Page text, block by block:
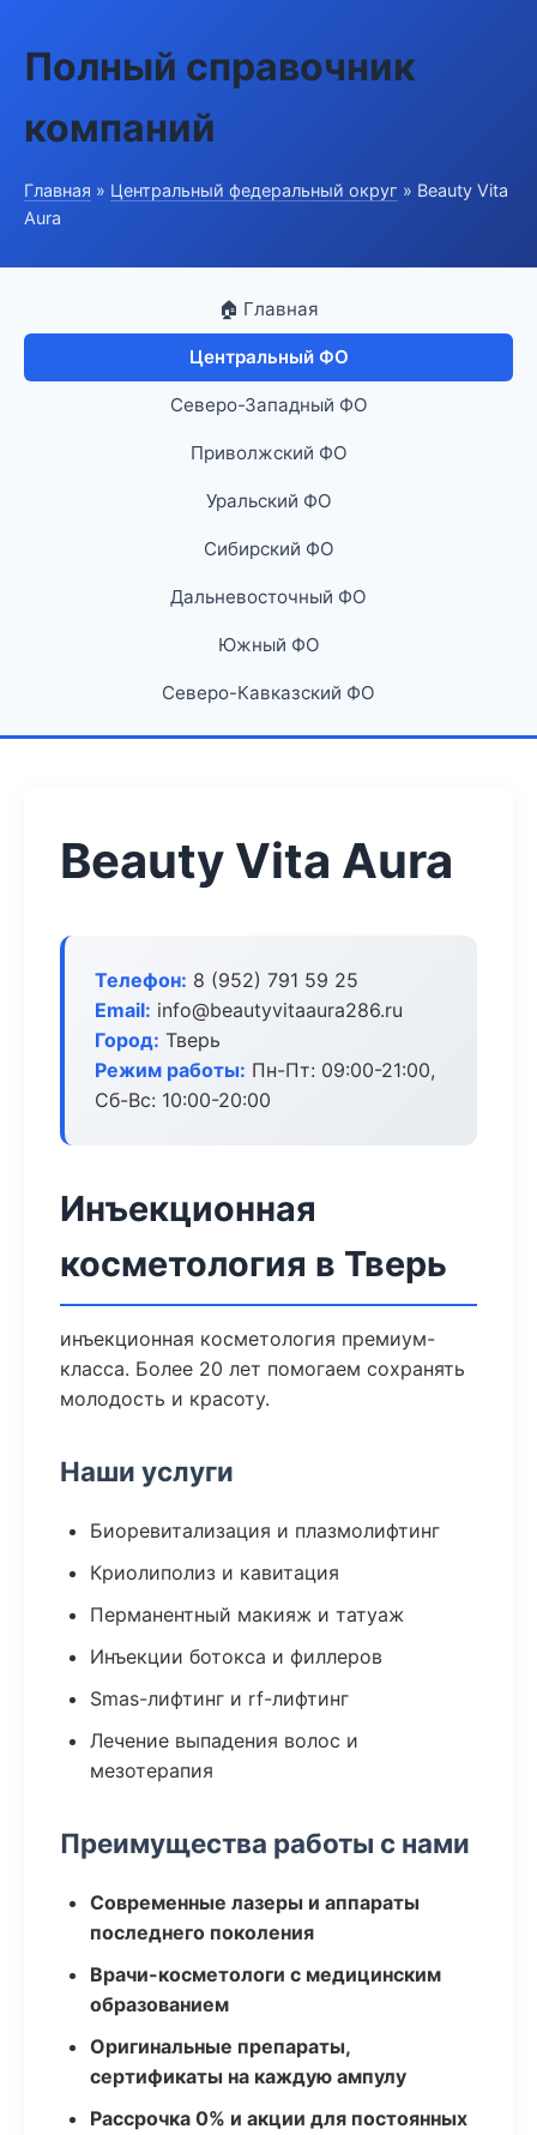
Полный справочник
компаний
Главная » Центральный федеральный округ » Beauty Vita
Aura
🏠 Главная
Центральный ФО
Северо-Западный ФО
Приволжский ФО
Уральский ФО
Сибирский ФО
Дальневосточный ФО
Южный ФО
Северо-Кавказский ФО
Beauty Vita Aura
Телефон: 8 (952) 791 59 25
Email: info@beautyvitaaura286.ru
Город: Тверь
Режим работы: Пн-Пт: 09:00-21:00,
Сб-Вс: 10:00-20:00
Инъекционная
косметология в Тверь
инъекционная косметология премиум-
класса. Более 20 лет помогаем сохранять
молодость и красоту.
Наши услуги
Биоревитализация и плазмолифтинг
Криолиполиз и кавитация
Перманентный макияж и татуаж
Инъекции ботокса и филлеров
Smas-лифтинг и rf-лифтинг
Лечение выпадения волос и
мезотерапия
Преимущества работы с нами
Современные лазеры и аппараты
последнего поколения
Врачи-косметологи с медицинским
образованием
Оригинальные препараты,
сертификаты на каждую ампулу
Рассрочка 0% и акции для постоянных